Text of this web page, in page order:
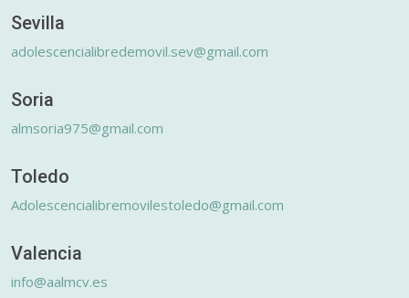
Sevilla
adolescencialibredemovil.sev@gmail.com
Soria
almsoria975@gmail.com
Toledo
Adolescencialibremovilestoledo@gmail.com
Valencia
info@aalmcv.es